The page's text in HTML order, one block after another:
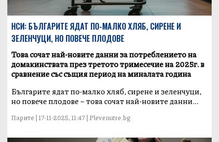
НСИ: БЪЛГАРИТЕ ЯДАТ ПО-МАЛКО ХЛЯБ, СИРЕНЕ И
ЗЕЛЕНЧУЦИ, НО ПОВЕЧЕ ПЛОДОВЕ
Това сочат най-новите данни за потреблението на
домакинствата през третото тримесечие на 2025г. в
сравнение със същия период на миналата година
Българите ядат по-малко хляб, сирене и зеленчуци,
но повече плодове – това сочат най-новите данни...
Парите | 17-11-2025, 11:47 | Plevenutre.bg